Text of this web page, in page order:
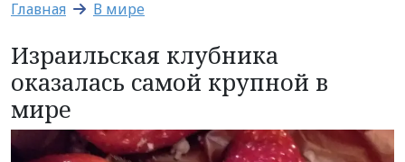
Главная В мире
Израильская клубника
оказалась самой крупной в
мире